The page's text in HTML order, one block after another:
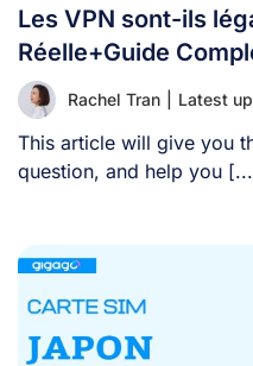
Les VPN sont-ils
Réelle+Guide
Rachel Tran Latest
This article will give you
question, and help you